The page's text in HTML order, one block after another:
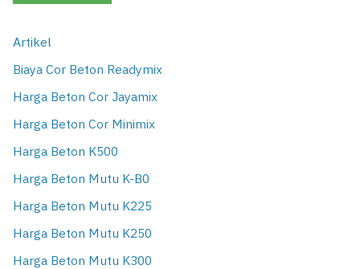
Artikel
Biaya Cor Beton Readymix
Harga Beton Cor Jayamix
Harga Beton Cor Minimix
Harga Beton K500
Harga Beton Mutu K-B0
Harga Beton Mutu K225
Harga Beton Mutu K250
Harga Beton Mutu K300